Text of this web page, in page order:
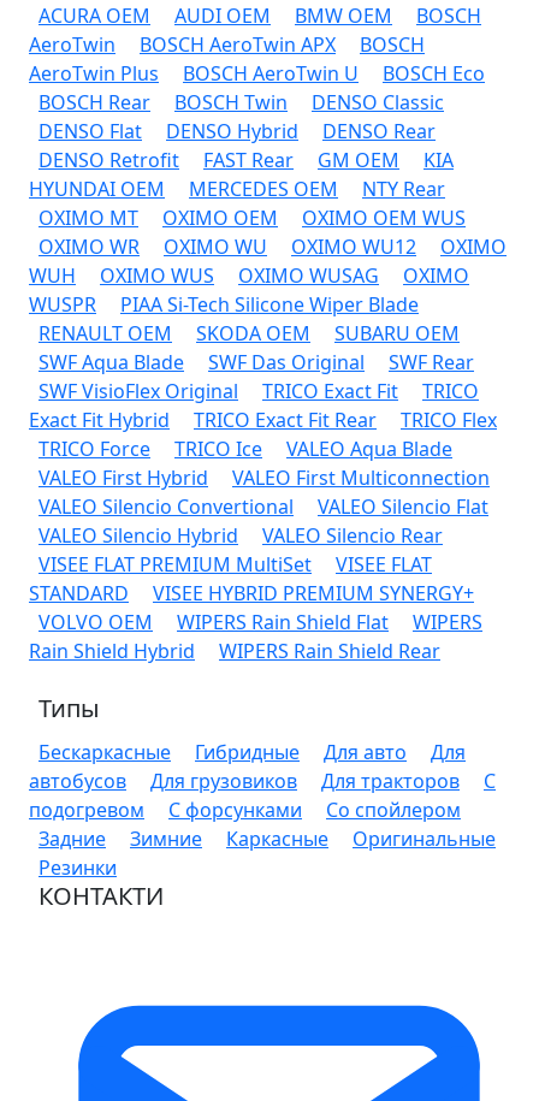
ACURA OEM AUDI OEM BMW OEM
BOSCH
AeroTwin
BOSCH AeroTwin APX
BOSCH
AeroTwin Plus
BOSCH AeroTwin U
BOSCH Eco
BOSCH Rear
BOSCH Twin
DENSO Classic
DENSO Flat
DENSO Hybrid
DENSO Rear
DENSO Retrofit
FAST Rear GM OEM
KIA
HYUNDAI OEM
MERCEDES OEM
NTY Rear
OXIMO MT
OXIMO OEM
OXIMO OEM WUS
OXIMO WR
OXIMO WU OXIMO WU12
OXIMO
WUH
OXIMO WUS OXIMO WUSAG
OXIMO
WUSPR
PIAA Si-Tech Silicone Wiper Blade
RENAULT OEM
SKODA OEM
SUBARU OEM
SWF Aqua Blade
SWF Das Original
SWF Rear
SWF VisioFlex Original
TRICO Exact Fit
TRICO
Exact Fit Hybrid
TRICO Exact Fit Rear
TRICO Flex
TRICO Force
TRICO Ice
VALEO Aqua Blade
VALEO First Hybrid
VALEO First Multiconnection
VALEO Silencio Convertional
VALEO Silencio Flat
VALEO Silencio Hybrid
VALEO Silencio Rear
VISEE FLAT PREMIUM MultiSet
VISEE FLAT
STANDARD
VISEE HYBRID PREMIUM SYNERGY+
VOLVO OEM
WIPERS Rain Shield Flat
WIPERS
Rain Shield Hybrid
WIPERS Rain Shield Rear
Типы
Бескаркасные Гибридные Для авто
Для
автобусов
Для грузовиков Для тракторов
С
подогревом
С форсунками
Со спойлером
Задние
Зимние Каркасные
Оригинальные
Резинки
КОНТАКТИ